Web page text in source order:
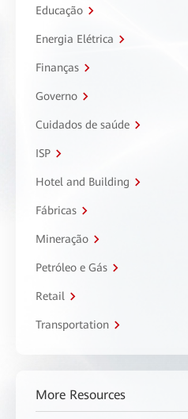
Educação
Energia Elétrica
Finanças
Governo
Cuidados de saúde
ISP
Hotel and Building
Fábricas
Mineração
Petróleo e Gás
Retail
Transportation
More Resources